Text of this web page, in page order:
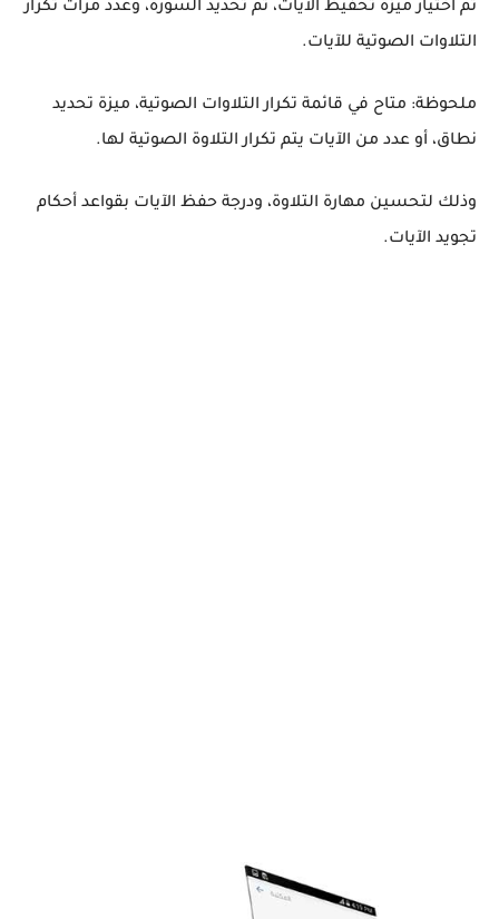
ثم اختيار ميزة تحفيظ الآيات، ثم تحديد السورة، وعدد مرات تكرار
التلاوات الصوتية للآيات.
ملحوظة: متاح في قائمة تكرار التلاوات الصوتية، ميزة تحديد
نطاق، أو عدد من الآيات يتم تكرار التلاوة الصوتية لها.
وذلك لتحسين مهارة التلاوة، ودرجة حفظ الآيات بقواعد أحكام
تجويد الآيات.